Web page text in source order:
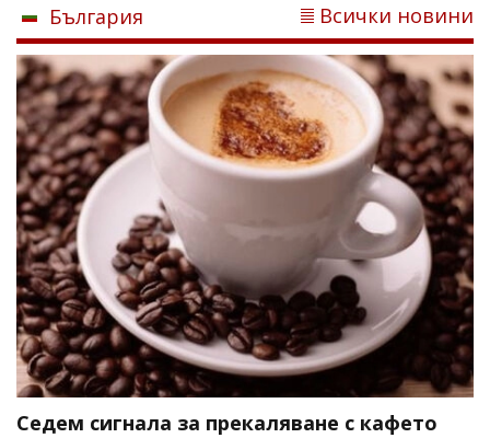
България Всички новини
Седем сигнала за прекаляване с кафето